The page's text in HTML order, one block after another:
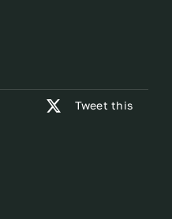
Tweet this